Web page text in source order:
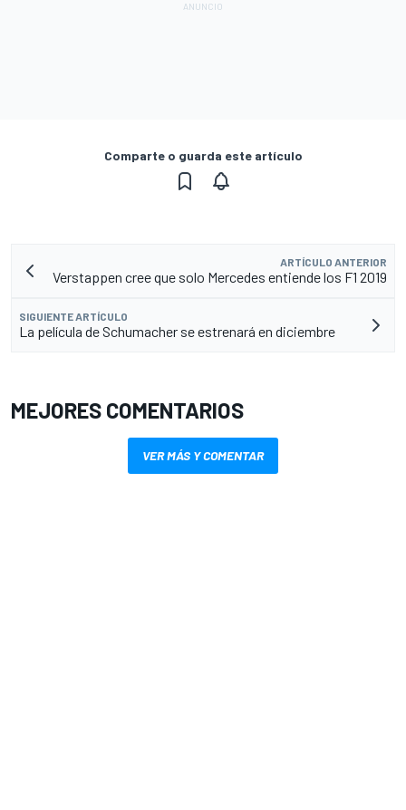
Comparte o guarda este artículo
ARTÍCULO ANTERIOR
Verstappen cree que solo Mercedes entiende los F1 2019
SIGUIENTE ARTÍCULO
La película de Schumacher se estrenará en diciembre
MEJORES COMENTARIOS
VER MÁS Y COMENTAR